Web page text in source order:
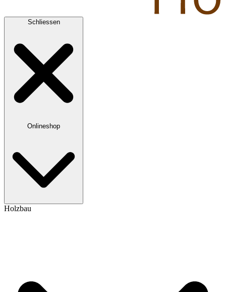
Schliessen
Onlineshop
Holzbau